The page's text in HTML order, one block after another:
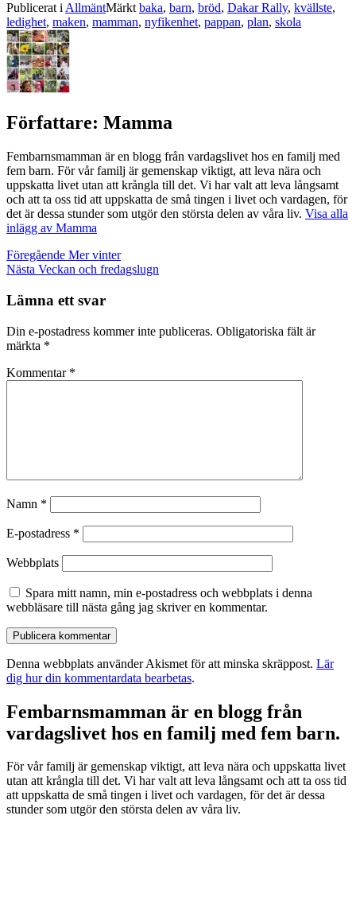
Publicerat i AllmäntMärkt baka, barn, bröd, Dakar Rally, kvällste,
ledighet, maken, mamman, nyfikenhet, pappan, plan, skola
Författare: Mamma
Fembarnsmamman är en blogg från vardagslivet hos en familj med
fem barn. För vår familj är gemenskap viktigt, att leva nära och
uppskatta livet utan att krångla till det. Vi har valt att leva långsamt
och att ta oss tid att uppskatta de små tingen i livet och vardagen, för
det är dessa stunder som utgör den största delen av våra liv. Visa alla
inlägg av Mamma
Inläggsnavigering
Föregående Mer vinter
Nästa Veckan och fredagslugn
Lämna ett svar
Din e-postadress kommer inte publiceras. Obligatoriska fält är
märkta *
Kommentar *
Namn *
E-postadress *
Webbplats
Spara mitt namn, min e-postadress och webbplats i denna
webbläsare till nästa gång jag skriver en kommentar.
Denna webbplats använder Akismet för att minska skräppost. Lär
dig hur din kommentardata bearbetas.
Fembarnsmamman är en blogg från
vardagslivet hos en familj med fem barn.
För vår familj är gemenskap viktigt, att leva nära och uppskatta livet
utan att krångla till det. Vi har valt att leva långsamt och att ta oss tid
att uppskatta de små tingen i livet och vardagen, för det är dessa
stunder som utgör den största delen av våra liv.